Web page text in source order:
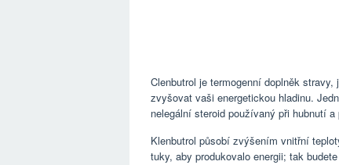
Clenbutrol je termogenní doplněk
zvyšovat vaši energetickou hladinu.
nelegální steroid používaný při hubnutí
Klenbutrol působí zvýšením vnitřní
tuky, aby produkovalo energii; tak